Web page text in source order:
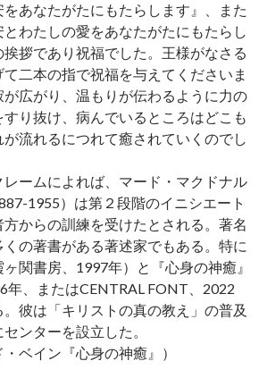
をあなたがたにもたらします』、また
わたしの愛をあなたがたにもたらし
拶であり祝福でした。王様がなさる
二本の指で祝福を与えてくださいま
が広がり、温もりが伝わるように力の
り抜け、病んでいるところはどこも
流れるにつれて癒されていくのでし
ームによれば、マード・マクドナル
1955）は第２段階のイニシエート
からの訓練を受けたとされる。著名
の著書がある著述家でもある。特に
ヶ関書房、1997年）と『心身の神癒』
年、またはCENTRAL FONT、2022
彼は「キリストの真の教え」の普及
ンターを設立した。
ベイン『心身の神癒』）